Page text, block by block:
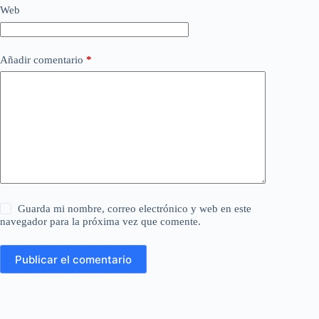
MessageBoxEx que no reconoce el modo
oscuro.
Manejo si se elimina el directorio
Afinidad de UFT-8 por la incertidumbre
de uchardet (inferior al 66%) (UCH).
Refactorización de GetOpenFileName() a
IFileOpenDialog().
Revertir: Regresión, volver a una
Web
Añadir comentario *
Guarda mi nombre, correo electrónico y web en este
navegador para la próxima vez que comente.
Publicar el comentario